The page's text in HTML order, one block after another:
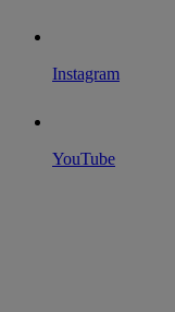
Instagram
YouTube